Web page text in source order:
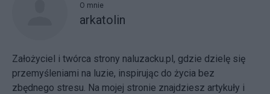
O mnie
arkatolin
Założyciel i twórca strony naluzacku.pl, gdzie dzielę się
przemyśleniami na luzie, inspirując do życia bez
zbędnego stresu. Na mojej stronie znajdziesz artykuły i